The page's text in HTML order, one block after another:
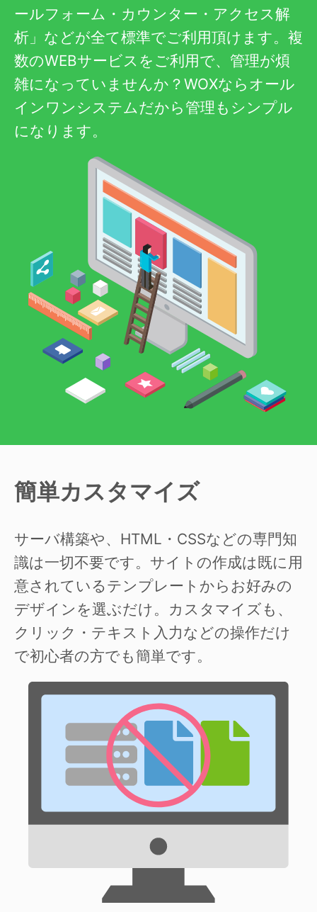
ールフォーム・カウンター・アクセス解
析」などが全て標準でご利用頂けます。複
数のWEBサービスをご利用で、管理が煩
雑になっていませんか？WOXならオール
インワンシステムだから管理もシンプル
になります。
簡単カスタマイズ
サーバ構築や、HTML・CSSなどの専門知
識は一切不要です。サイトの作成は既に用
意されているテンプレートからお好みの
デザインを選ぶだけ。カスタマイズも、
クリック・テキスト入力などの操作だけ
で初心者の方でも簡単です。